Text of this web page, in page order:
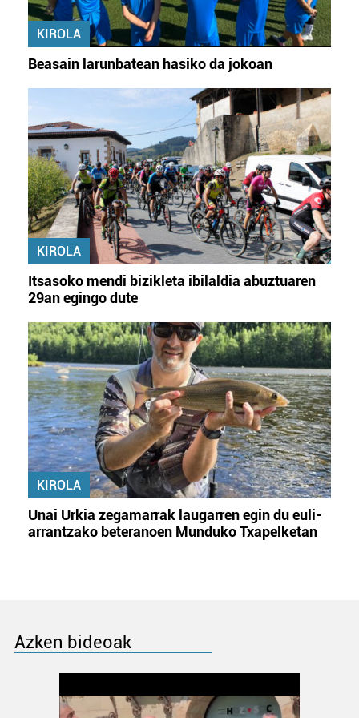
duten interes legitimoa eta horren aurka nola egin
dezakezun ikusteko.
buruzko informazio gehiago eta ezarri zure lehentasunak
datuen atalean. Edozein unetan alda edo ken dezakezu
zure baimena Cookieen adierazpenean.
Webgune honek cookie propioak eta hirugarrenen cookie-
fitxategiak erabiltzen ditu. Zure esperientzia eta
zerbitzuak hobetzeko asmoz, cookie teknologiaz
baliatzen gara. Ohar hau onartuz gero, teknologia hori
erabiltzeko baimen esplizitua ematen diguzu.Gehiago
KIROLA
Beasain larunbatean hasiko da jokoan
KIROLA
Itsasoko mendi bizikleta ibilaldia abuztuaren
29an egingo dute
KIROLA
Unai Urkia zegamarrak laugarren egin du euli-
arrantzako beteranoen Munduko Txapelketan
Azken bideoak